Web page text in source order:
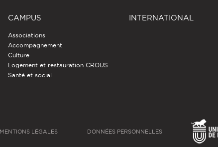
CAMPUS
Associations
Accompagnement
Culture
Logement et restauration CROUS
Santé et social
INTERNATIONAL
MENTIONS LÉGALES DONNÉES PERSONNELLES